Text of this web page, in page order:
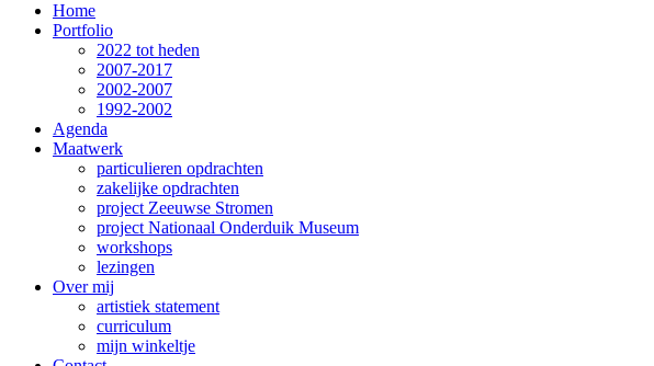
Home
Portfolio
2022 tot heden
2007-2017
2002-2007
1992-2002
Agenda
Maatwerk
particulieren opdrachten
zakelijke opdrachten
project Zeeuwse Stromen
project Nationaal Onderduik Museum
workshops
lezingen
Over mij
artistiek statement
curriculum
mijn winkeltje